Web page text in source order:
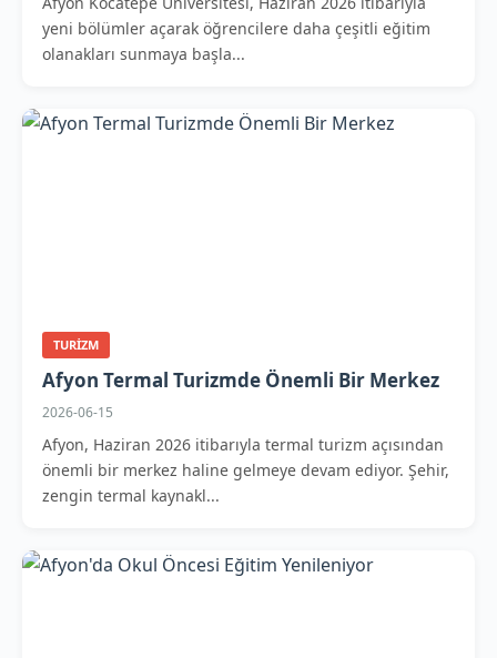
yeni bölümler açarak öğrencilere daha çeşitli eğitim
olanakları sunmaya başla...
TURIZM
Afyon Termal Turizmde Önemli Bir Merkez
2026-06-15
Afyon, Haziran 2026 itibarıyla termal turizm açısından
önemli bir merkez haline gelmeye devam ediyor. Şehir,
zengin termal kaynakl...